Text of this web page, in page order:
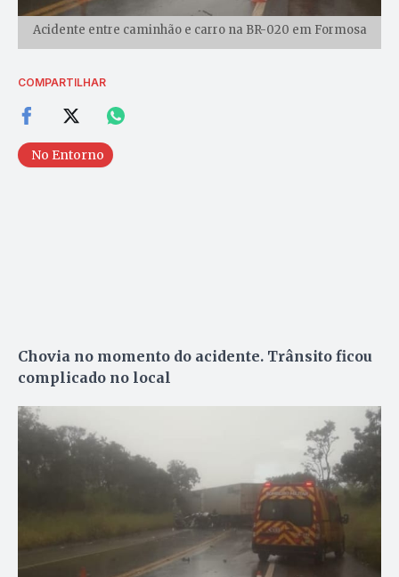
Acidente entre caminhão e carro na BR-020 em Formosa
COMPARTILHAR
No Entorno
Chovia no momento do acidente. Trânsito ficou
complicado no local